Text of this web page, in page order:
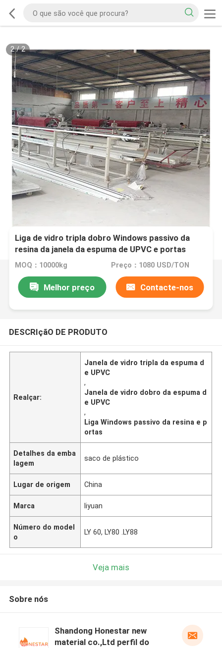
2/2
Liga de vidro tripla dobro Windows passivo da
resina da janela da espuma de UPVC e portas
MOQ：10000kg Preço：1080 USD/TON
Melhor preço Contacte-nos
DESCRIçãO DE PRODUTO
Realçar:
Janela de vidro tripla da espuma d
e UPVC
,
Janela de vidro dobro da espuma d
e UPVC
,
Liga Windows passivo da resina e p
ortas
Detalhes da emba
lagem
saco de plástico
Lugar de origem China
Marca liyuan
Número do model
o
LY 60, LY80 .LY88
Veja mais
Sobre nós
Shandong Honestar new
material co.,Ltd perfil do